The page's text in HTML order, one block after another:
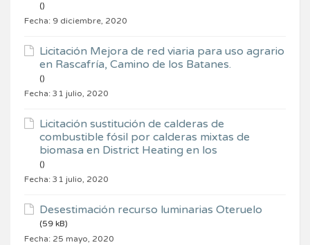
()
Fecha: 9 diciembre, 2020
Licitación Mejora de red viaria para uso agrario
en Rascafría, Camino de los Batanes.
()
Fecha: 31 julio, 2020
Licitación sustitución de calderas de
combustible fósil por calderas mixtas de
biomasa en District Heating en los
()
Fecha: 31 julio, 2020
Desestimación recurso luminarias Oteruelo
(59 kB)
Fecha: 25 mayo, 2020